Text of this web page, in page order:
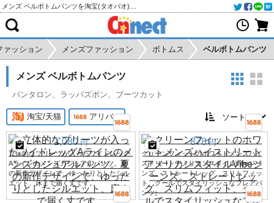
ァッション メンズファッション ボトムス ベルボトムパンツ
メンズ ベルボトムパンツ
パンタロン、ラッパズボン、ブーツカット
淘宝/天猫 アリババ
1,080 円
立体的なプリーツが入ったワイドレッグ
Aラインのメンズカジュアルパンツ。夏
の新作デザインで、ゆったりとしたシル
エット、床まで届く丈です。
878 円
クリーンフィットのホワイトメンズハイ
ストリートアメリカンスタイルVibeジー
ンズ。ストレートレッグ、スリムフィッ
ト、クールでスタイリッシュなフレアパ
ンツ。